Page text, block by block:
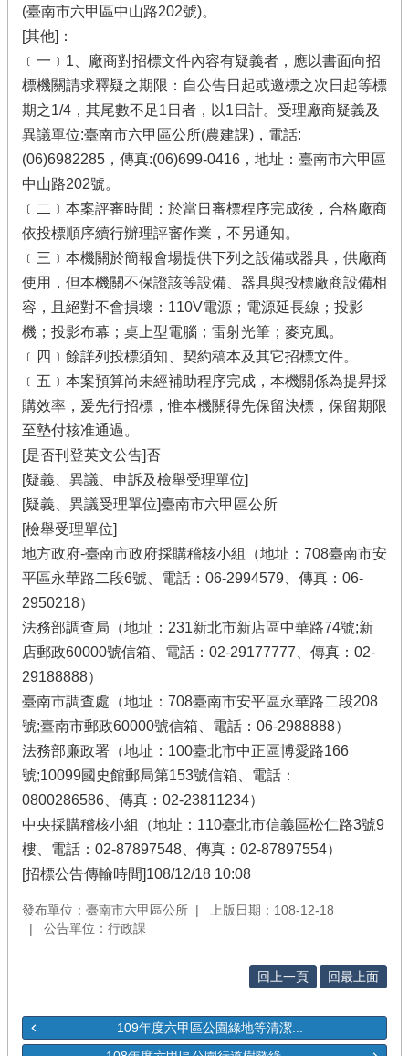
(臺南市六甲區中山路202號)。
[其他]：
﹝一﹞1、廠商對招標文件內容有疑義者，應以書面向招
標機關請求釋疑之期限：自公告日起或邀標之次日起等標
期之1/4，其尾數不足1日者，以1日計。受理廠商疑義及
異議單位:臺南市六甲區公所(農建課)，電話:
(06)6982285，傳真:(06)699-0416，地址：臺南市六甲區
中山路202號。
﹝二﹞本案評審時間：於當日審標程序完成後，合格廠商
依投標順序續行辦理評審作業，不另通知。
﹝三﹞本機關於簡報會場提供下列之設備或器具，供廠商
使用，但本機關不保證該等設備、器具與投標廠商設備相
容，且絕對不會損壞：110V電源；電源延長線；投影
機；投影布幕；桌上型電腦；雷射光筆；麥克風。
﹝四﹞餘詳列投標須知、契約稿本及其它招標文件。
﹝五﹞本案預算尚未經補助程序完成，本機關係為提昇採
購效率，爰先行招標，惟本機關得先保留決標，保留期限
至墊付核准通過。
[是否刊登英文公告]否
[疑義、異議、申訴及檢舉受理單位]
[疑義、異議受理單位]臺南市六甲區公所
[檢舉受理單位]
地方政府-臺南市政府採購稽核小組（地址：708臺南市安
平區永華路二段6號、電話：06-2994579、傳真：06-
2950218）
法務部調查局（地址：231新北市新店區中華路74號;新
店郵政60000號信箱、電話：02-29177777、傳真：02-
29188888）
臺南市調查處（地址：708臺南市安平區永華路二段208
號;臺南市郵政60000號信箱、電話：06-2988888）
法務部廉政署（地址：100臺北市中正區博愛路166
號;10099國史館郵局第153號信箱、電話：
0800286586、傳真：02-23811234）
中央採購稽核小組（地址：110臺北市信義區松仁路3號9
樓、電話：02-87897548、傳真：02-87897554）
[招標公告傳輸時間]108/12/18 10:08
發布單位：臺南市六甲區公所
上版日期：108-12-18
公告單位：行政課
回上一頁 回最上面
109年度六甲區公園綠地等清潔...